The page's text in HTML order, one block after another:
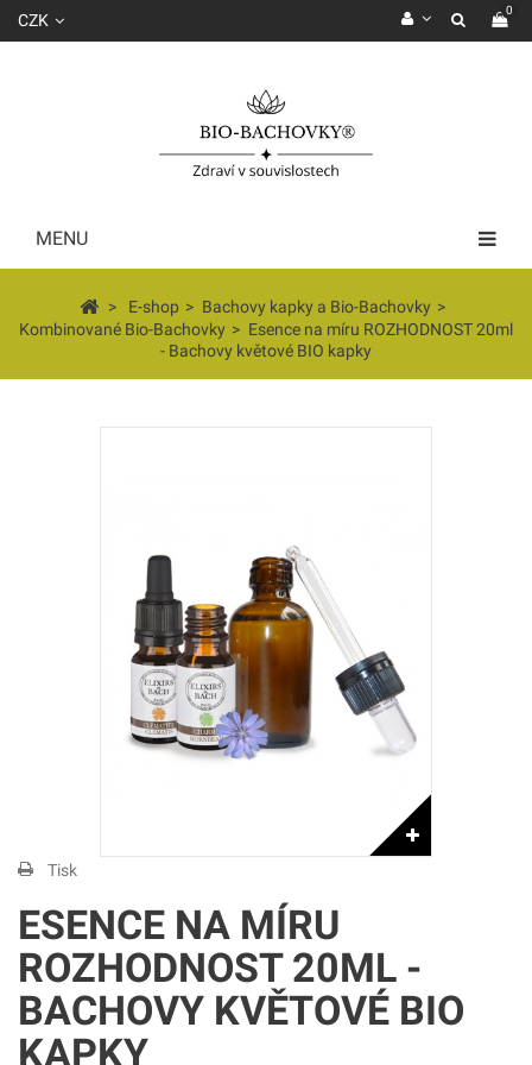
0
CZK
MENU
> E-shop > Bachovy kapky a Bio-Bachovky >
Kombinované Bio-Bachovky > Esence na míru ROZHODNOST 20ml
- Bachovy květové BIO kapky
Tisk
ESENCE NA MÍRU
ROZHODNOST 20ML -
BACHOVY KVĚTOVÉ BIO
KAPKY